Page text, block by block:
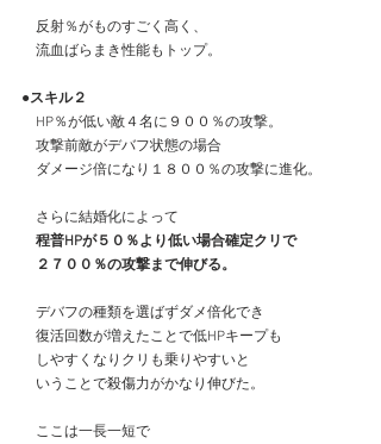
反射％がものすごく高く、
流血ばらまき性能もトップ。
●スキル２
HP％が低い敵４名に９００％の攻撃。
攻撃前敵がデバフ状態の場合
ダメージ倍になり１８００％の攻撃に進化。
さらに結婚化によって
程普HPが５０％より低い場合確定クリで
２７００％の攻撃まで伸びる。
デバフの種類を選ばずダメ倍化でき
復活回数が増えたことで低HPキープも
しやすくなりクリも乗りやすいと
いうことで殺傷力がかなり伸びた。
ここは一長一短で